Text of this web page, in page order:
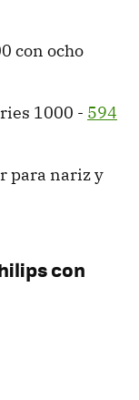
con ocho
1000 - 594
para nariz y
con